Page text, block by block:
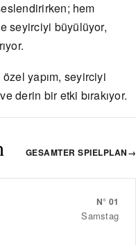
hem
seyirciyi büyülüyor,
yapım, seyirciyi
derin bir etki bırakıyor.
GESAMTER SPIELPLAN→
N° 01
Samstag